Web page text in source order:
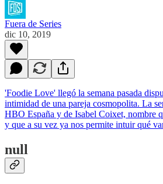
Fuera de Series
dic 10, 2019
'Foodie Love' llegó la semana pasada
intimidad de una pareja cosmopolita. La
HBO España y de Isabel Coixet, nombre
y que a su vez ya nos permite intuir qué
null